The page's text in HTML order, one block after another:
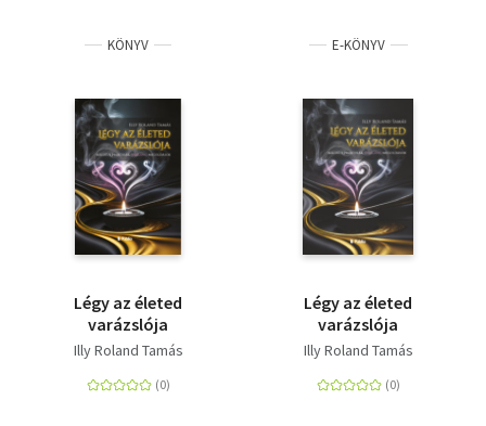
Tankönyv, segédkönyv
Társadalomtudomány
Természettudomány
Történelem
KÖNYV
Légy az életed
varázslója
Illy Roland Tamás
E-KÖNYV
Légy az életed
varázslója
Illy Roland Tamás